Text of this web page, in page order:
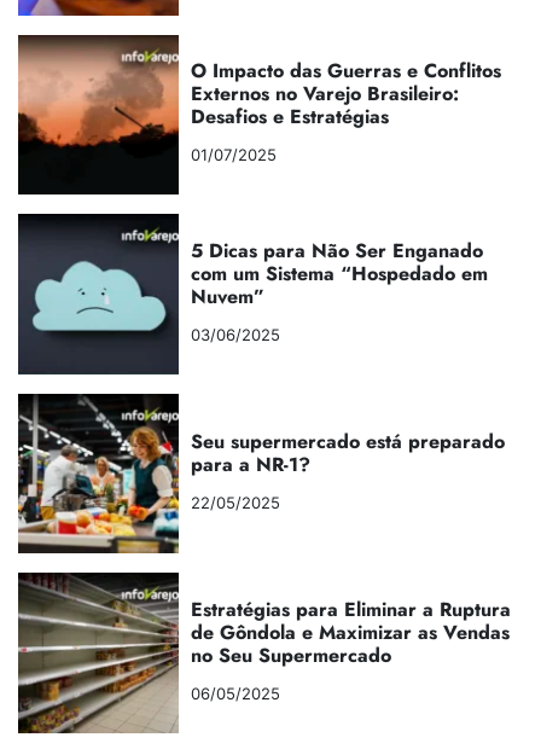
O Impacto das Guerras e Conflitos
Externos no Varejo Brasileiro:
Desafios e Estratégias
01/07/2025
5 Dicas para Não Ser Enganado
com um Sistema “Hospedado em
Nuvem”
03/06/2025
Seu supermercado está preparado
para a NR-1?
22/05/2025
Estratégias para Eliminar a Ruptura
de Gôndola e Maximizar as Vendas
no Seu Supermercado
06/05/2025